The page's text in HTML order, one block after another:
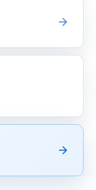
arrow_forward
arrow_forward